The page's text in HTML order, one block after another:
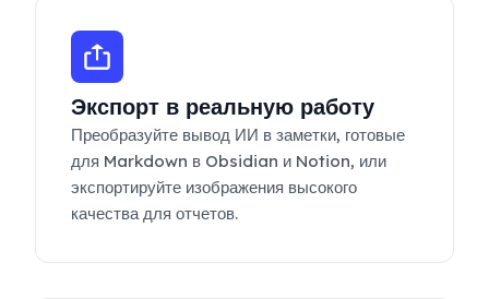
Экспорт в реальную работу
Преобразуйте вывод ИИ в заметки, готовые
для Markdown в Obsidian и Notion, или
экспортируйте изображения высокого
качества для отчетов.